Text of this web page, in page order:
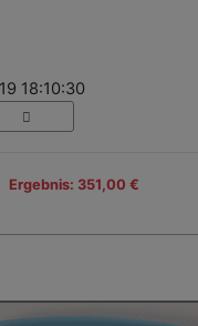
18:10:30
Ergebnis: 351,00 €